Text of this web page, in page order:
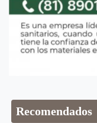
Recomendados